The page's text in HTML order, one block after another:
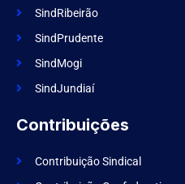
SindRibeirão
SindPrudente
SindMogi
SindJundiaí
Contribuições
Contribuição Sindical